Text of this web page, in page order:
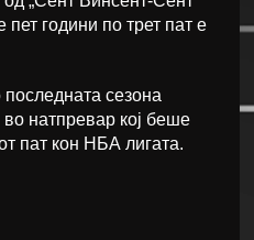
пет години по трет пат е
сезона
натпревар кој беше
пат кон НБА лигата.